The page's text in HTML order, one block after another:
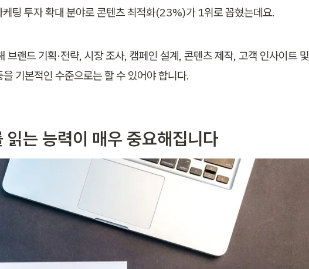
팅 투자 확대 분야로 콘텐츠 최적화(23%)가 1위로 꼽혔는데요.
브랜드 기획·전략, 시장 조사, 캠페인 설계, 콘텐츠 제작, 고객 인사이트 및
기본적인 수준으로는 할 수 있어야 합니다.
읽는 능력이 매우 중요해집니다